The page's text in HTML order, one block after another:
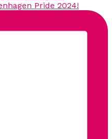
Pride 2024!